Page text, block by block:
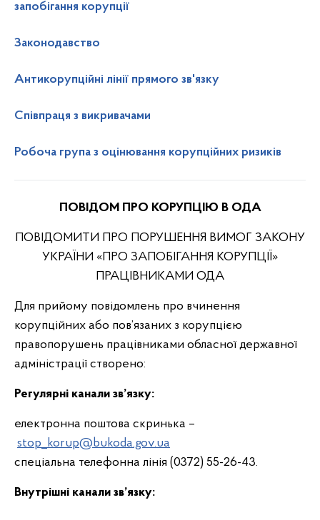
запобігання корупції
Законодавство
Антикорупційні лінії прямого зв'язку
Співпраця з викривачами
Робоча група з оцінювання корупційних ризиків
ПОВІДОМ ПРО КОРУПЦІЮ В ОДА
ПОВІДОМИТИ ПРО ПОРУШЕННЯ ВИМОГ ЗАКОНУ
УКРАЇНИ «ПРО ЗАПОБІГАННЯ КОРУПЦІЇ»
ПРАЦІВНИКАМИ ОДА
Для прийому повідомлень про вчинення
корупційних або пов’язаних з корупцією
правопорушень працівниками обласної державної
адміністрації створено:
Регулярні канали зв’язку:
електронна поштова скринька –
stop_korup@bukoda.gov.ua
спеціальна телефонна лінія (0372) 55-26-43.
Внутрішні канали зв’язку: